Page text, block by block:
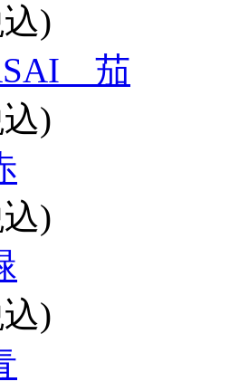
)
茄
)
)
)